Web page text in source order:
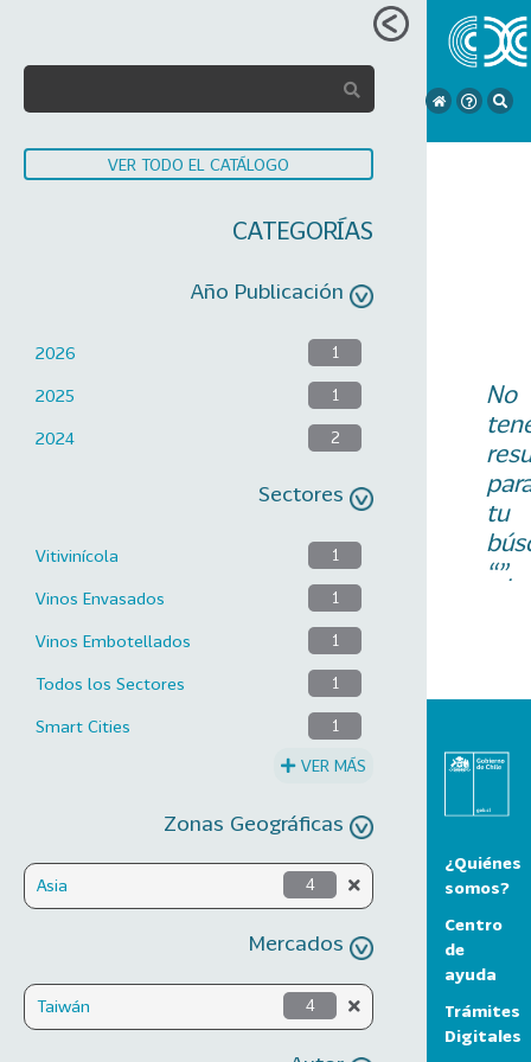
VER TODO EL CATÁLOGO
CATEGORÍAS
Año Publicación
2026 1
2025 1
2024 2
Sectores
Vitivinícola 1
Vinos Envasados 1
Vinos Embotellados 1
Todos los Sectores 1
Smart Cities 1
VER MÁS
Zonas Geográficas
Asia 4
Mercados
Taiwán 4
No
tu
“”.
¿Quiénes
somos?
Centro
de
ayuda
Trámites
Digitales